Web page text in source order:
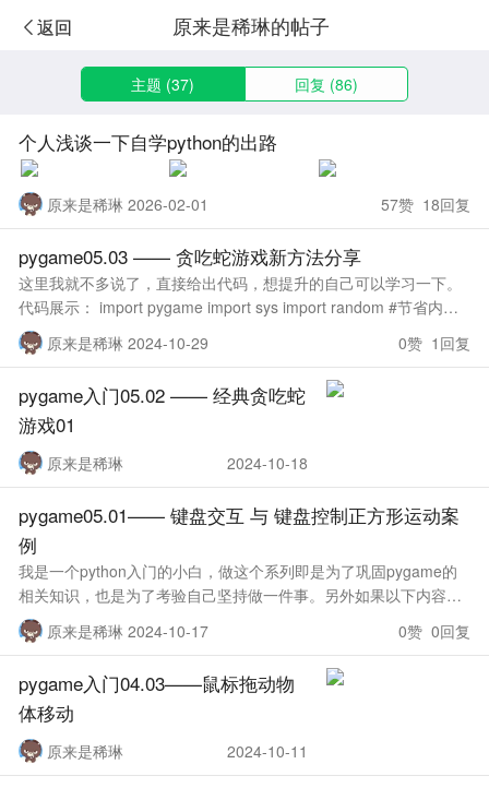
返回 原来是稀琳的帖子
主题 (37) 回复 (86)
个人浅谈一下自学python的出路
原来是稀琳 2026-02-01 57赞 18回复
pygame05.03 —— 贪吃蛇游戏新方法分享
这里我就不多说了，直接给出代码，想提升的自己可以学习一下。
代码展示： import pygame import sys import random #节省内存
game_clock = pygame
原来是稀琳 2024-10-29 0赞 1回复
pygame入门05.02 —— 经典贪吃蛇
游戏01
原来是稀琳 2024-10-18
pygame05.01—— 键盘交互 与 键盘控制正方形运动案
例
我是一个python入门的小白，做这个系列即是为了巩固pygame的
相关知识，也是为了考验自己坚持做一件事。另外如果以下内容有
错误或不规范的请各位大佬积极指出，谢谢大家 获取键盘事件 在P
ygame中
原来是稀琳 2024-10-17 0赞 0回复
pygame入门04.03——鼠标拖动物
体移动
原来是稀琳 2024-10-11